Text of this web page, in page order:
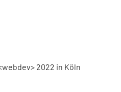
2022 in Köln